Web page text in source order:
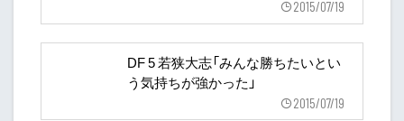
2015/07/19
DF 5 若狭大志「みんな勝ちたいとい
う気持ちが強かった」
2015/07/19